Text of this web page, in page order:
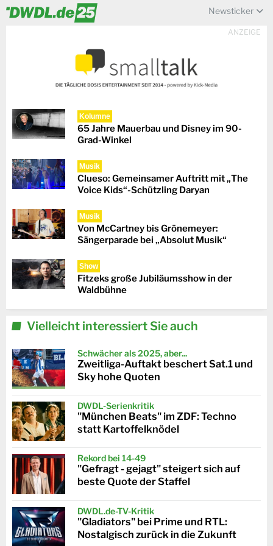
Newsticker
ANZEIGE
Kolumne
65 Jahre Mauerbau und Disney im 90-
Grad-Winkel
Musik
Clueso: Gemeinsamer Auftritt mit „The
Voice Kids“-Schützling Daryan
Musik
Von McCartney bis Grönemeyer:
Sängerparade bei „Absolut Musik“
Show
Fitzeks große Jubiläumsshow in der
Waldbühne
Vielleicht interessiert Sie auch
Schwächer als 2025, aber...
Zweitliga-Auftakt beschert Sat.1 und
Sky hohe Quoten
DWDL-Serienkritik
"München Beats" im ZDF: Techno
statt Kartoffelknödel
Rekord bei 14-49
"Gefragt - gejagt" steigert sich auf
beste Quote der Staffel
DWDL.de-TV-Kritik
"Gladiators" bei Prime und RTL:
Nostalgisch zurück in die Zukunft